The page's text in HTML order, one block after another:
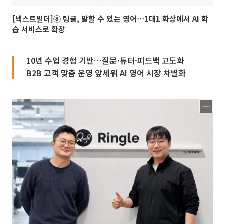
[넥스트빌더]⑧ 링글, 말할 수 있는 영어⋯1대1 화상에서 AI 학
습 서비스로 확장
10년 수업 경험 기반…질문·튜터·피드백 고도화
B2B 고객 맞춤 운영 앞세워 AI 영어 시장 차별화